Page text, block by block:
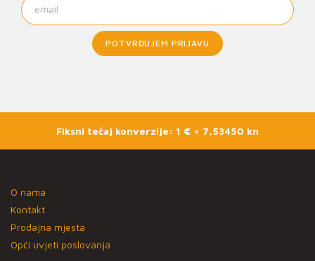
POTVRĐUJEM PRIJAVU
Fiksni tečaj konverzije: 1 € = 7,53450 kn
O nama
Kontakt
Prodajna mjesta
Opći uvjeti poslovanja